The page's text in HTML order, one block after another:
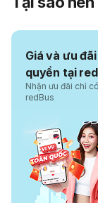
Giá và ưu
quyền tại
Nhận ưu đãi chỉ
redBus